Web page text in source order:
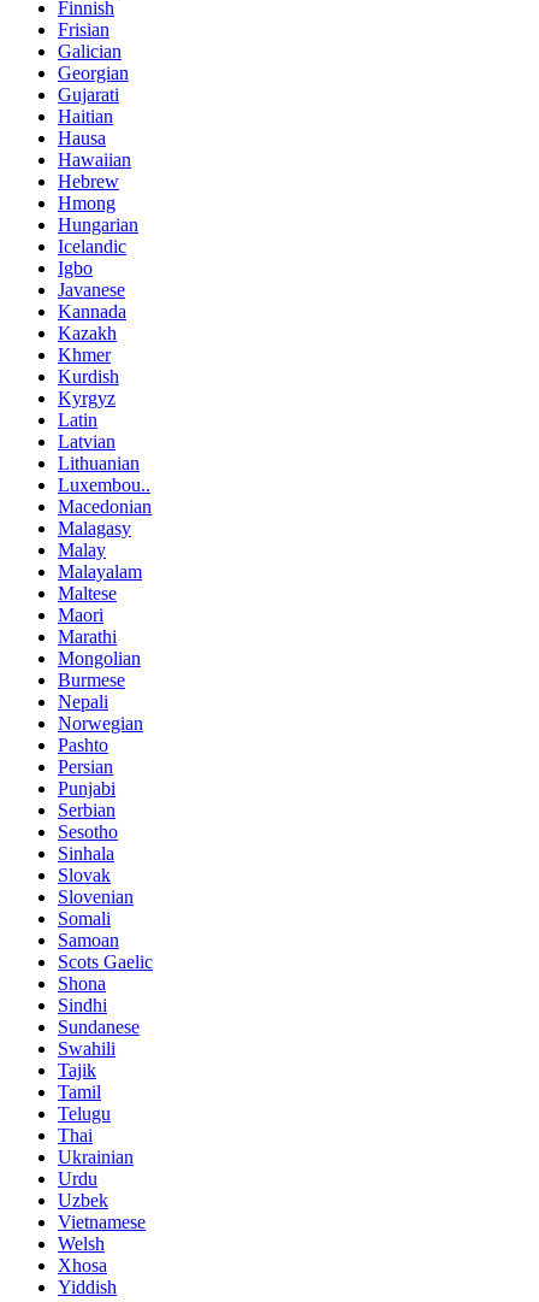
Finnish
Frisian
Galician
Georgian
Gujarati
Haitian
Hausa
Hawaiian
Hebrew
Hmong
Hungarian
Icelandic
Igbo
Javanese
Kannada
Kazakh
Khmer
Kurdish
Kyrgyz
Latin
Latvian
Lithuanian
Luxembou..
Macedonian
Malagasy
Malay
Malayalam
Maltese
Maori
Marathi
Mongolian
Burmese
Nepali
Norwegian
Pashto
Persian
Punjabi
Serbian
Sesotho
Sinhala
Slovak
Slovenian
Somali
Samoan
Scots Gaelic
Shona
Sindhi
Sundanese
Swahili
Tajik
Tamil
Telugu
Thai
Ukrainian
Urdu
Uzbek
Vietnamese
Welsh
Xhosa
Yiddish